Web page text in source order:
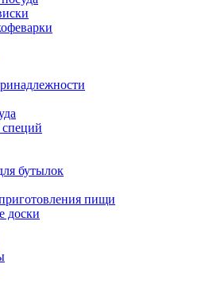
бутылок
пищи
доски